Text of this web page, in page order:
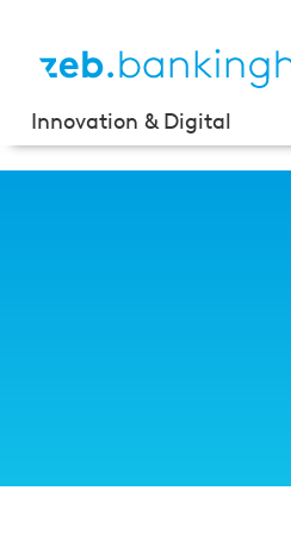
Innovation & Digital